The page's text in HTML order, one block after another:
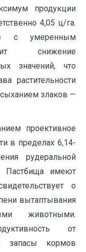
продукции
4,05 ц/га.
с умеренным
снижение
значений, что
растительности
злаков —
проективное
в пределах 6,14-
рудеральной
Пастбища имеют
о
вытаптывания
животными.
от
запасы кормов